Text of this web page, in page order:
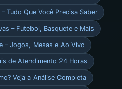
Tudo Que Você Precisa Saber
– Futebol, Basquete e Mais
– Jogos, Mesas e Ao Vivo
de Atendimento 24 Horas
Veja a Análise Completa